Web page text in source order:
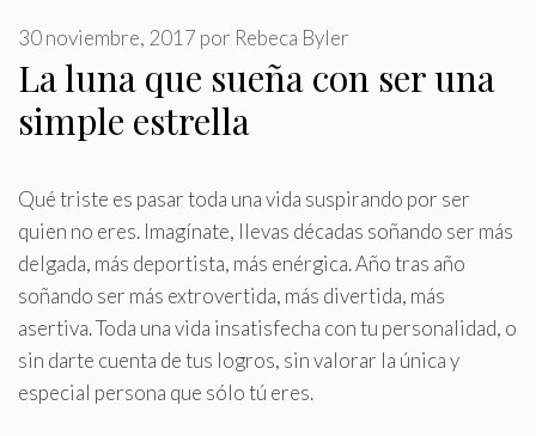
La luna que sueña con ser una
simple estrella
30 noviembre, 2017 por Rebeca Byler
Qué triste es pasar toda una vida suspirando por ser
quien no eres. Imagínate, llevas décadas soñando ser más
delgada, más deportista, más enérgica. Año tras año
soñando ser más extrovertida, más divertida, más
asertiva. Toda una vida insatisfecha con tu personalidad, o
sin darte cuenta de tus logros, sin valorar la única y
especial persona que sólo tú eres.